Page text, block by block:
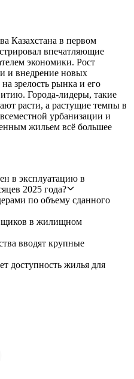
Казахстана в первом
впечатляющие
экономики. Рост
и внедрение новых
зрелость рынка и его
Города-лидеры, такие
расти, а растущие темпы в
урбанизации и
жильем всё большее
в эксплуатацию в
2025 года?
по объему сданного
в жилищном
вводят крупные
доступность жилья для